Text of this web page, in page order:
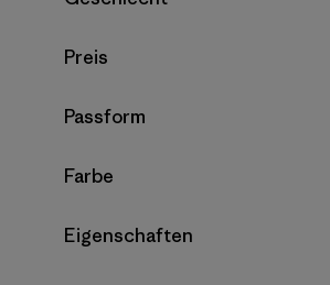
Filter by
Preis
Filter by
Passform
Filter by
Farbe
Filter by
Eigenschaften